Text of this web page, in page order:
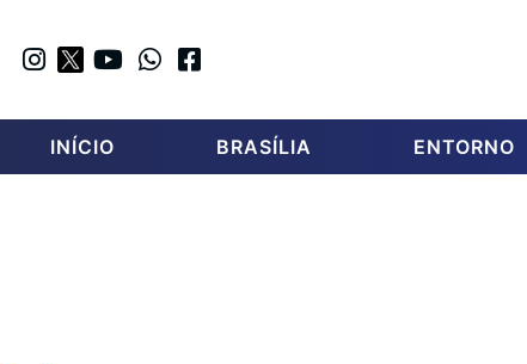
INÍCIO BRASÍLIA ENTORNO